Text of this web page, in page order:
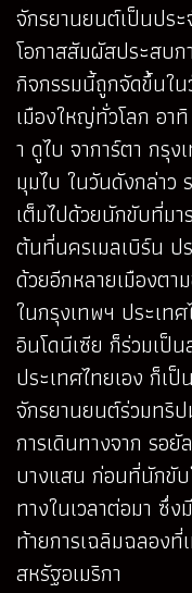
จักรยานยนต์เป็นปร
โอกาสสัมผัสประสบ
กิจกรรมนี้ถูกจัดขึ้นใ
เมืองใหญ่ทั่วโลก อา
า ดูไบ จาการ์ตา กรุ
มุมไบ ในวันดังกล่าว
เต็มไปด้วยนักขับที่มา
ต้นที่นครเมลเบิร์น ป
ด้วยอีกหลายเมืองตา
ในกรุงเทพฯ ประเท
อินโดนีเซีย ก็ร่วมเป็
ประเทศไทยเอง ก็เ
จักรยานยนต์ร่วมทริ
การเดินทางจาก รอ
บางแสน ก่อนที่นักขับ
ทางในเวลาต่อมา ซึ่
ท้ายการเฉลิมฉลอง
สหรัฐอเมริกา